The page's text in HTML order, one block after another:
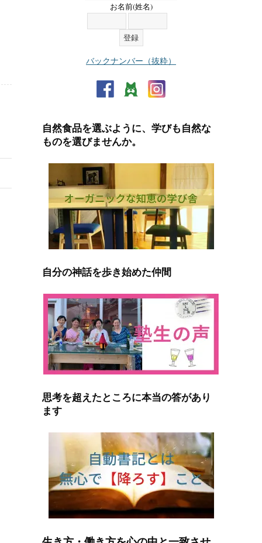
お名前(姓名)
バックナンバー（抜粋）
自然食品を選ぶように、学びも自然な
ものを選びませんか。
自分の神話を歩き始めた仲間
思考を超えたところに本当の答があり
ます